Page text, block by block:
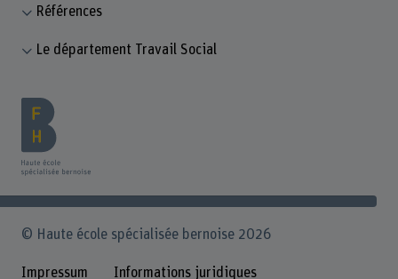
Références
Le département Travail Social
© Haute école spécialisée bernoise 2026
Impressum Informations juridiques